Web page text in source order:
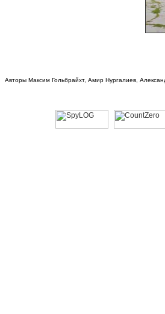
Авторы Максим Гольбрайхт, Амир Нургалиев,